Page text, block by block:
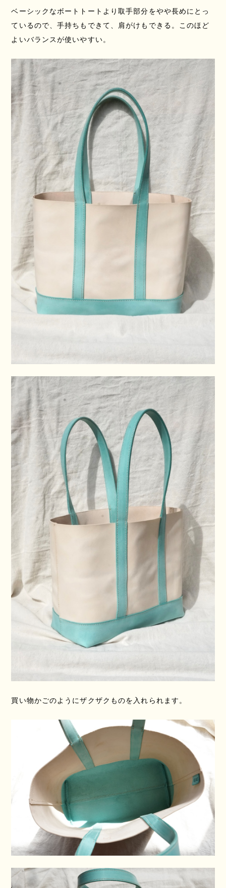
ベーシックなボートトートより取手部分をやや長めにとっ
ているので、手持ちもできて、肩がけもできる。このほど
よいバランスが使いやすい。
買い物かごのようにザクザクものを入れられます。